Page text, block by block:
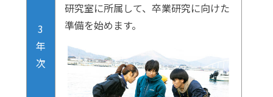
3
年
次
研究室に所属して、卒業研究に向けた
準備を始めます。